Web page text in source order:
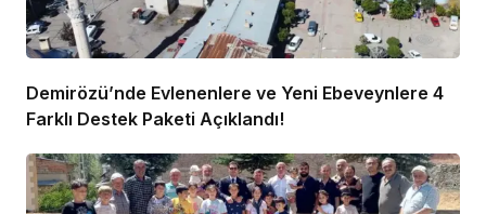
Demirözü’nde Evlenenlere ve Yeni Ebeveynlere 4
Farklı Destek Paketi Açıklandı!